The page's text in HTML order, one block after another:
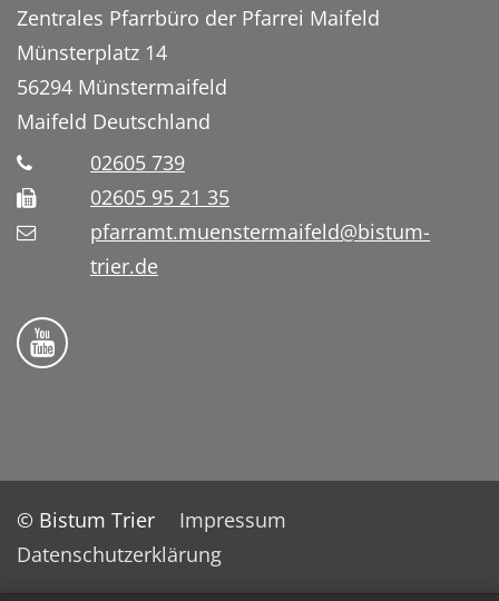
Zentrales Pfarrbüro der Pfarrei Maifeld
Münsterplatz 14
56294 Münstermaifeld
Maifeld Deutschland
02605 739
02605 95 21 35
pfarramt.muenstermaifeld@bistum-
trier.de
Folge uns auf YouTube
© Bistum Trier
Impressum
Datenschutzerklärung